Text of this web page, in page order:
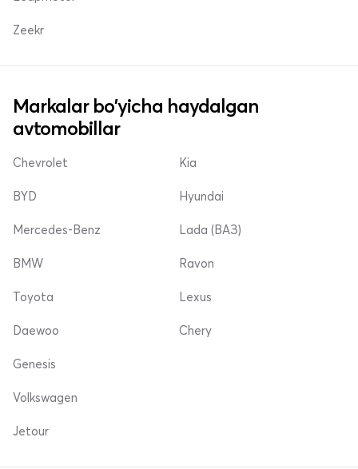
Zeekr
Markalar bo'yicha haydalgan
avtomobillar
Chevrolet
BYD
Mercedes-Benz
Kia
Hyundai
Lada (ВАЗ)
BMW
Toyota
Daewoo
Ravon
Lexus
Chery
Genesis
Volkswagen
Jetour